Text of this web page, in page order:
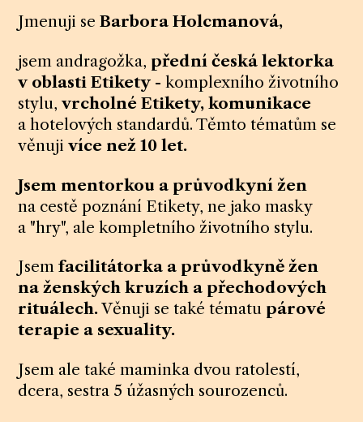
Jmenuji seBarbora Holcmanová,
jsem andragožka, přední česká lektorka
v oblasti Etikety - komplexního životního
stylu,vrcholné Etikety, komunikace
a hotelových standardů. Těmto tématům se
věnujivíce než 10 let.
Jsem mentorkou a průvodkyní žen
na cestě poznání Etikety, ne jako masky
a "hry", ale kompletního životního stylu.
Jsem facilitátorka a průvodkyně žen
na ženských kruzích a přechodových
rituálech.Věnuji se také tématu párové
terapie a sexuality.
Jsem ale také maminka dvou ratolestí,
dcera, sestra 5 úžasných sourozenců.